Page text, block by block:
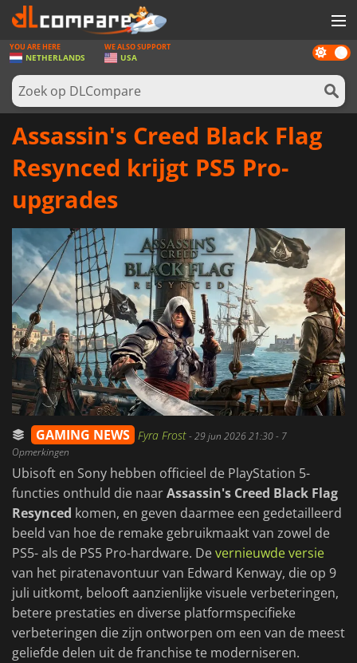
SPELLEN
GAME CARDS
SOFTWARE
LOG IN OF REGISTREER
Dark
mode
YOU ARE HERE
NETHERLANDS
WE ALSO SUPPORT
USA
Assassin's Creed Black Flag
Resynced krijgt PS5 Pro-
upgrades
GAMING NEWS Fyra Frost-29 jun 2026 21:30- 7
Opmerkingen
Ubisoft en Sony hebben officieel de PlayStation 5-
functies onthuld die naarAssassin's Creed Black Flag
Resynced komen, en geven daarmee een gedetailleerd
beeld van hoe de remake gebruikmaakt van zowel de
PS5- als de PS5 Pro-hardware. Devernieuwde versie
van het piratenavontuur van Edward Kenway, die op 9
juli uitkomt, belooft aanzienlijke visuele verbeteringen,
betere prestaties en diverse platformspecifieke
verbeteringen die zijn ontworpen om een van de meest
geliefde delen uit de franchise te moderniseren.